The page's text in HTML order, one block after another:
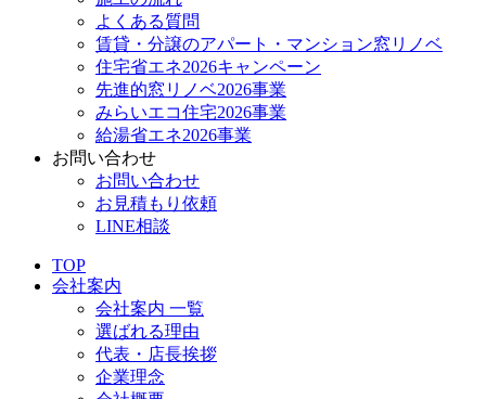
よくある質問
賃貸・分譲のアパート・マンション窓リノベ
住宅省エネ2026キャンペーン
先進的窓リノベ2026事業
みらいエコ住宅2026事業
給湯省エネ2026事業
お問い合わせ
お問い合わせ
お見積もり依頼
LINE相談
TOP
会社案内
会社案内 一覧
選ばれる理由
代表・店長挨拶
企業理念